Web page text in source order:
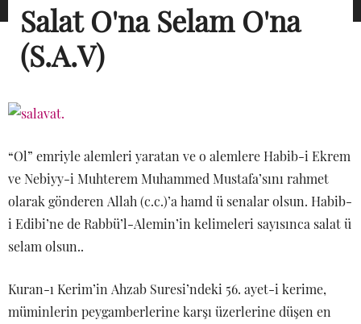
Salat O'na Selam O'na
(S.A.V)
“Ol” emriyle alemleri yaratan ve o alemlere Habib-i Ekrem
ve Nebiyy-i Muhterem Muhammed Mustafa’sını rahmet
olarak gönderen Allah (c.c.)’a hamd ü senalar olsun. Habib-
i Edibi’ne de Rabbü’l-Alemin’in kelimeleri sayısınca salat ü
selam olsun..
Kuran-ı Kerim’in Ahzab Suresi’ndeki 56. ayet-i kerime,
müminlerin peygamberlerine karşı üzerlerine düşen en